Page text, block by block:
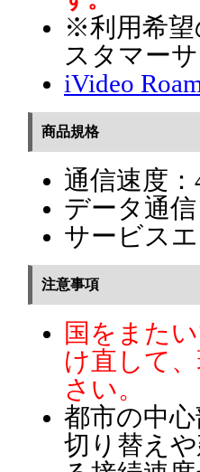
※利用希望
スタマー​
iVideo
商品規格
通信速度：
データ通
サービス
注意事項
国をまた
け直して
さい。
都市の中
切り替え